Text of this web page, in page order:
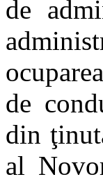
de
de
din
al